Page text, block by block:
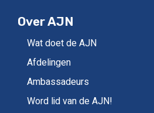
Over AJN
Wat doet de AJN
Afdelingen
Ambassadeurs
Word lid van de AJN!